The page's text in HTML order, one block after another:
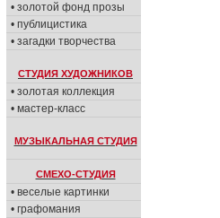
• золотой фонд прозы
• публицистика
• загадки творчества
СТУДИЯ ХУДОЖНИКОВ
• золотая коллекция
• мастер-класс
МУЗЫКАЛЬНАЯ СТУДИЯ
СМЕХО-СТУДИЯ
• веселые картинки
• графомания